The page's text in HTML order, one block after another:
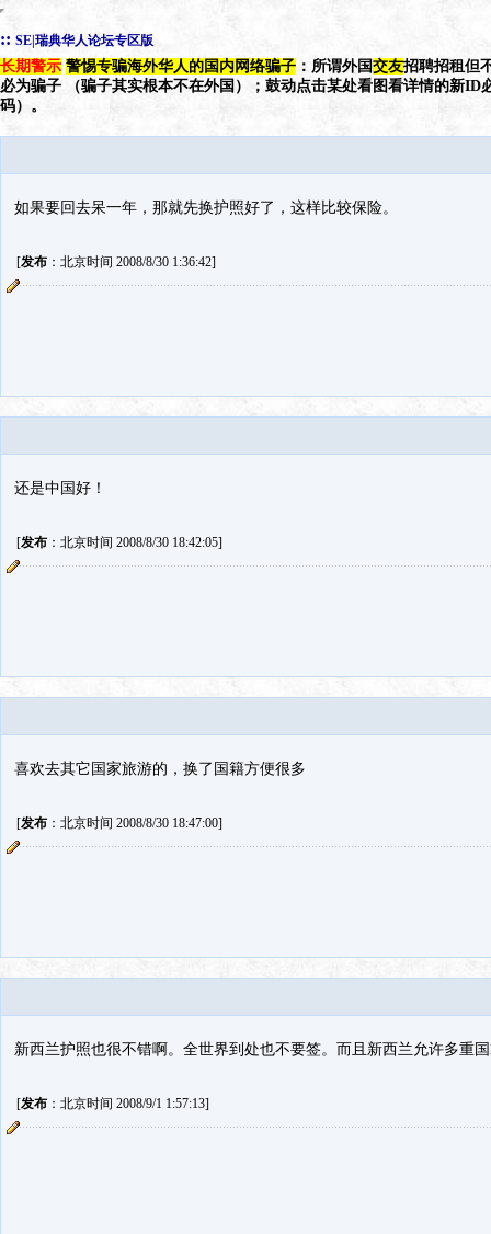
:: SE|瑞典华人论坛专区版
长期警示 警惕专骗海外华人的国内网络骗子 ：所谓外国交友招聘招租但
必为骗子 （骗子其实根本不在外国）；鼓动点击某处看图看详情的新ID
码）。
如果要回去呆一年，那就先换护照好了，这样比较保险。
[发布：北京时间 2008/8/30 1:36:42]
还是中国好！
[发布：北京时间 2008/8/30 18:42:05]
喜欢去其它国家旅游的，换了国籍方便很多
[发布：北京时间 2008/8/30 18:47:00]
新西兰护照也很不错啊。全世界到处也不要签。而且新西兰允许多重
[发布：北京时间 2008/9/1 1:57:13]